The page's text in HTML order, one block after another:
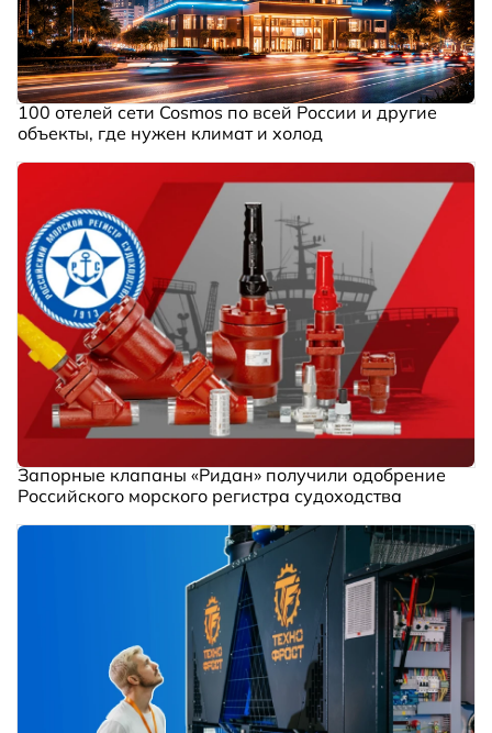
100 отелей сети Cosmos по всей России и другие
объекты, где нужен климат и холод
Запорные клапаны «Ридан» получили одобрение
Российского морского регистра судоходства